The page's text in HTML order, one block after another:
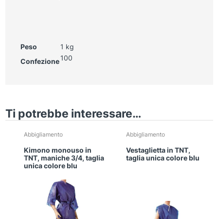
Peso
1 kg
Confezione 100
Ti potrebbe interessare…
Abbigliamento
Kimono monouso in
TNT, maniche 3/4, taglia
unica colore blu
Abbigliamento
Vestaglietta in TNT,
taglia unica colore blu